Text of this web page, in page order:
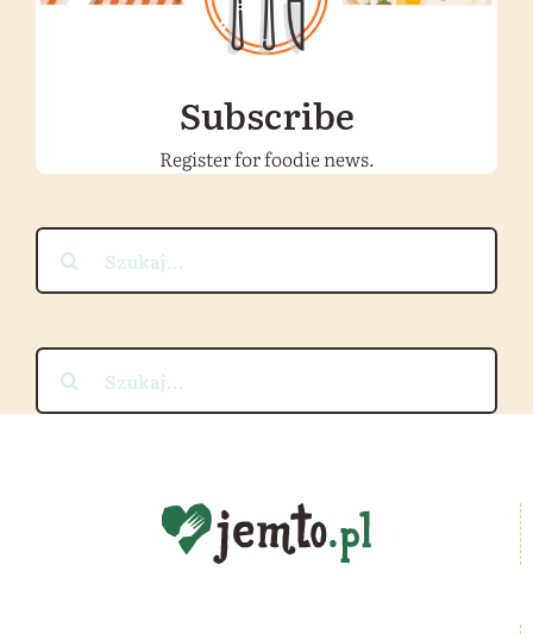
Subscribe
Register for foodie news.
Szukaj
Szukaj